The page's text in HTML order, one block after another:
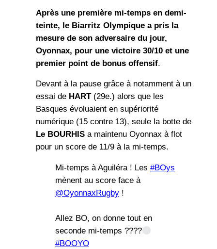
Après une première mi-temps en demi-
teinte, le Biarritz Olympique a pris la
mesure de son adversaire du jour,
Oyonnax, pour une victoire 30/10 et une
premier point de bonus offensif.
Devant à la pause grâce à notamment à un
essai de HART (29e.) alors que les
Basques évoluaient en supériorité
numérique (15 contre 13), seule la botte de
Le BOURHIS a maintenu Oyonnax à flot
pour un score de 11/9 à la mi-temps.
Mi-temps à Aguiléra ! Les #BOys
mènent au score face à
@OyonnaxRugby!
Allez BO, on donne tout en
seconde mi-temps ????
#BOOYO